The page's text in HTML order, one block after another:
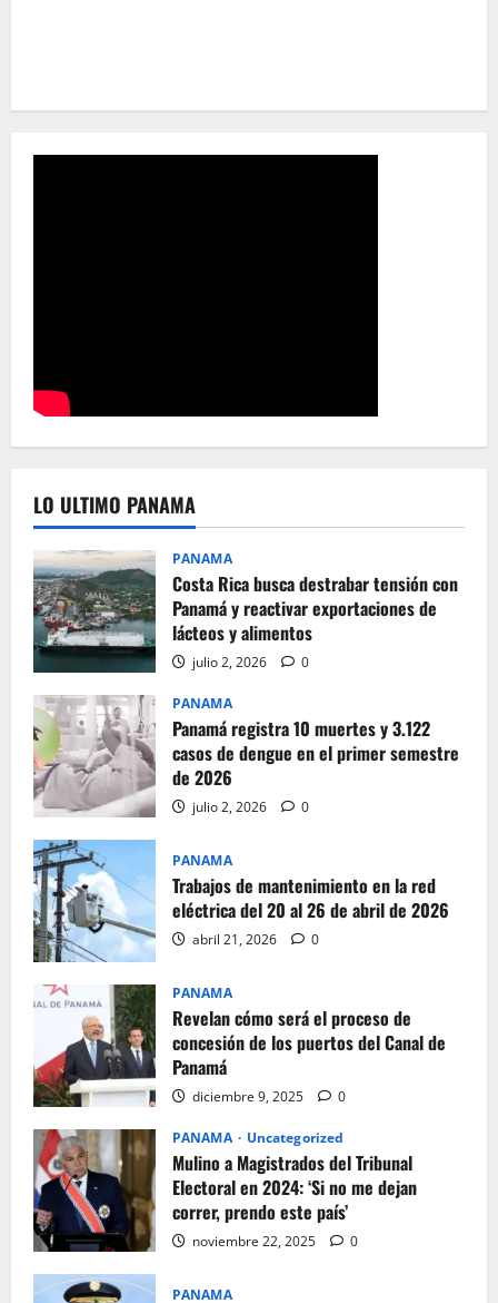
LO ULTIMO PANAMA
PANAMA
Costa Rica busca destrabar tensión con
Panamá y reactivar exportaciones de
lácteos y alimentos
julio 2, 2026 0
PANAMA
Panamá registra 10 muertes y 3.122
casos de dengue en el primer semestre
de 2026
julio 2, 2026 0
PANAMA
Trabajos de mantenimiento en la red
eléctrica del 20 al 26 de abril de 2026
abril 21, 2026 0
PANAMA
Revelan cómo será el proceso de
concesión de los puertos del Canal de
Panamá
diciembre 9, 2025 0
PANAMA Uncategorized
Mulino a Magistrados del Tribunal
Electoral en 2024: ‘Si no me dejan
correr, prendo este país’
noviembre 22, 2025 0
PANAMA